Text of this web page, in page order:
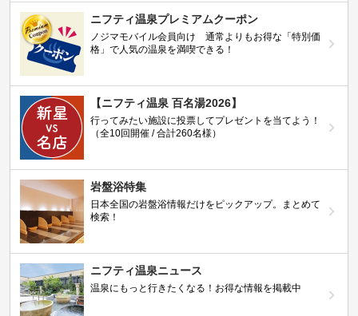
ニフティ温泉プレミアムクーポン
ノジマモバイル会員向け 通常よりもお得な「特別価
格」で人気の温泉を満喫できる！
【ニフティ温泉 百名湯2026】
行ってみたい施設に投票してプレゼントを当てよう！
（全10回開催 / 合計260名様）
岩盤浴特集
日本全国の岩盤浴情報だけをピックアップ。まとめて
検索！
ニフティ温泉ニュース
温泉にもっと行きたくなる！お得な情報を掲載中